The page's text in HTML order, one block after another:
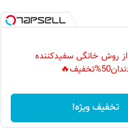
از روش خانگی سفیدکننده
تخفیف ویژه!